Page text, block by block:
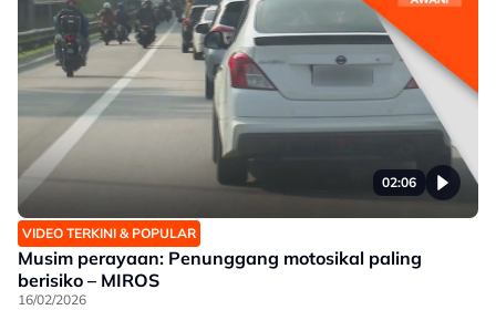
02:06
VIDEO TERKINI & POPULAR
Musim perayaan: Penunggang motosikal paling
berisiko – MIROS
16/02/2026